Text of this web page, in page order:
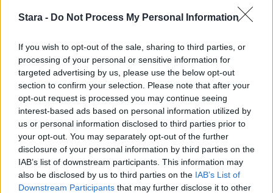
Stara - Do Not Process My Personal Information
If you wish to opt-out of the sale, sharing to third parties, or
processing of your personal or sensitive information for
targeted advertising by us, please use the below opt-out
section to confirm your selection. Please note that after your
opt-out request is processed you may continue seeing
interest-based ads based on personal information utilized by
us or personal information disclosed to third parties prior to
your opt-out. You may separately opt-out of the further
disclosure of your personal information by third parties on the
IAB’s list of downstream participants. This information may
also be disclosed by us to third parties on the IAB’s List of
Downstream Participants that may further disclose it to other
30.9.2025, 15:30
Viivi avautuu Vain elämää -
ohjelmassa – ”Haluaisin kovasti
olla äiti”